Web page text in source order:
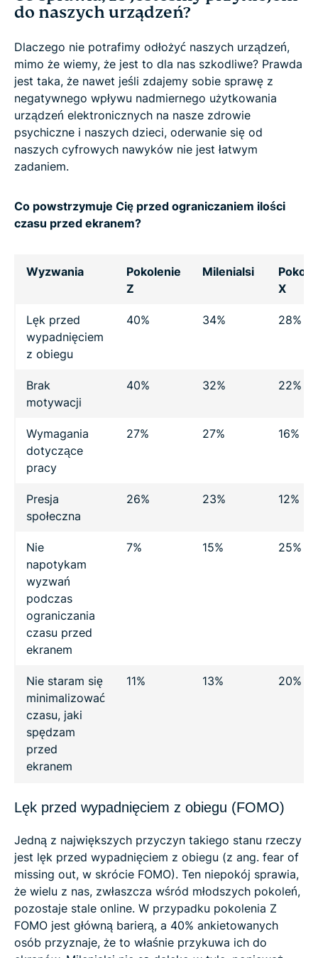
do naszych urządzeń?
Dlaczego nie potrafimy odłożyć naszych urządzeń,
mimo że wiemy, że jest to dla nas szkodliwe? Prawda
jest taka, że nawet jeśli zdajemy sobie sprawę z
negatywnego wpływu nadmiernego użytkowania
urządzeń elektronicznych na nasze zdrowie
psychiczne i naszych dzieci, oderwanie się od
naszych cyfrowych nawyków nie jest łatwym
zadaniem.
Co powstrzymuje Cię przed ograniczaniem ilości
czasu przed ekranem?
Wyzwania
Pokolenie
Z
Milenialsi
X
Lęk przed
wypadnięciem
z obiegu
40% 34% 28%
Brak
motywacji
40% 32% 22%
Wymagania
dotyczące
pracy
27% 27% 16%
Presja
społeczna
26% 23% 12%
Nie
napotykam
wyzwań
podczas
ograniczania
czasu przed
ekranem
7% 15% 25%
Nie staram się
minimalizować
czasu, jaki
spędzam
przed
ekranem
11% 13% 20%
Lęk przed wypadnięciem z obiegu (FOMO)
Jedną z największych przyczyn takiego stanu rzeczy
jest lęk przed wypadnięciem z obiegu (z ang. fear of
missing out, w skrócie FOMO). Ten niepokój sprawia,
że wielu z nas, zwłaszcza wśród młodszych pokoleń,
pozostaje stale online. W przypadku pokolenia Z
FOMO jest główną barierą, a 40% ankietowanych
osób przyznaje, że to właśnie przykuwa ich do